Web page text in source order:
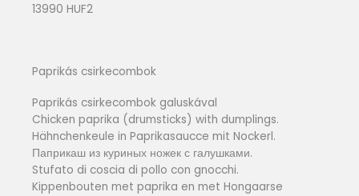
13990 HUF2
Paprikás csirkecombok
Paprikás csirkecombok galuskával
Chicken paprika (drumsticks) with dumplings.
Hähnchenkeule in Paprikasaucce mit Nockerl.
Паприкаш из куриных ножек с галушками.
Stufato di coscia di pollo con gnocchi.
Kippenbouten met paprika en met Hongaarse